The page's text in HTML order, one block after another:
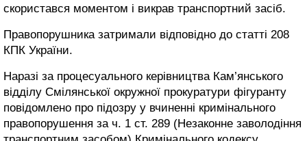
скористався моментом і викрав транспортний засіб.
Правопорушника затримали відповідно до статті 208
КПК України.
Наразі за процесуального керівництва Кам’янського
відділу Смілянської окружної прокуратури фігуранту
повідомлено про підозру у вчиненні кримінального
правопорушення за ч. 1 ст. 289 (Незаконне заволодіння